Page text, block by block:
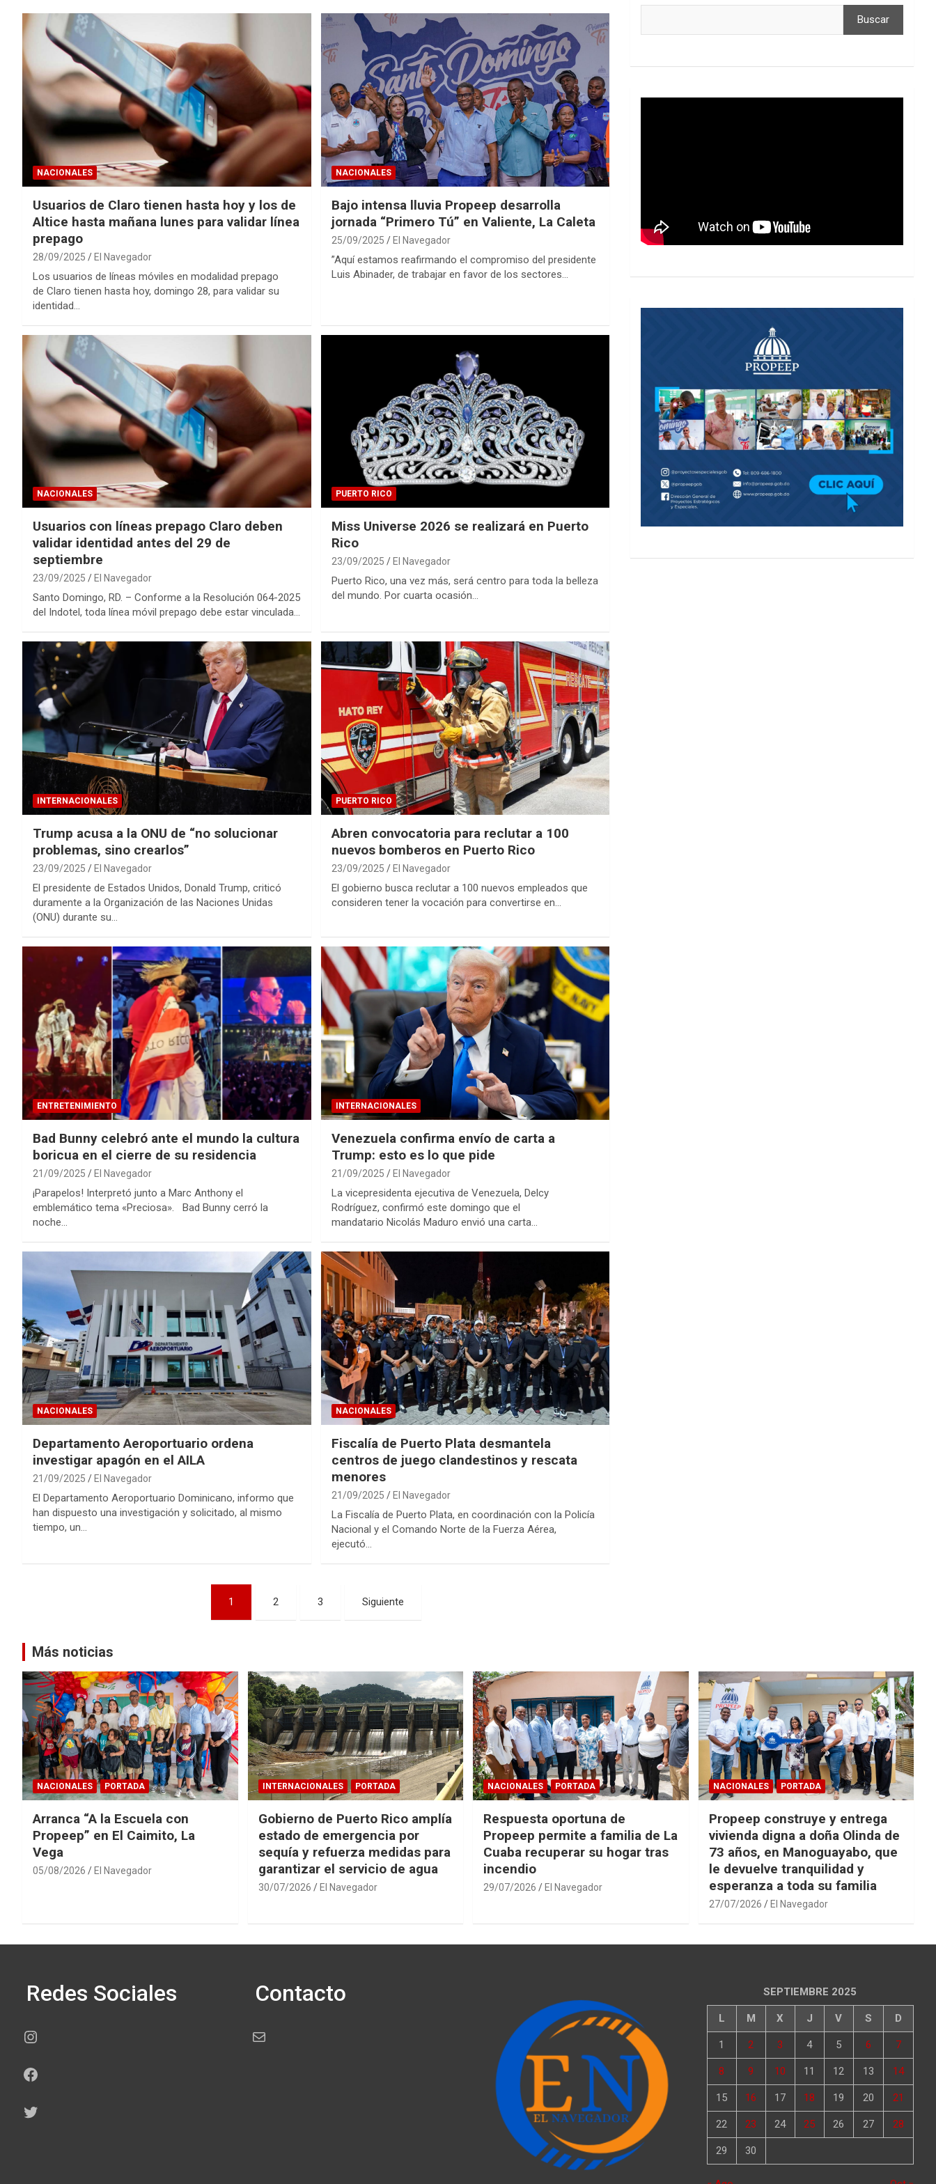
NACIONALES
Usuarios de Claro tienen hasta hoy y los de
Altice hasta mañana lunes para validar línea
prepago
28/09/2025 El Navegador
Los usuarios de líneas móviles en modalidad prepago
de Claro tienen hasta hoy, domingo 28, para validar su
identidad…
NACIONALES
Bajo intensa lluvia Propeep desarrolla
jornada “Primero Tú” en Valiente, La Caleta
25/09/2025 El Navegador
”Aquí estamos reafirmando el compromiso del presidente
Luis Abinader, de trabajar en favor de los sectores…
NACIONALES
Usuarios con líneas prepago Claro deben
validar identidad antes del 29 de
septiembre
23/09/2025 El Navegador
Santo Domingo, RD. – Conforme a la Resolución 064-2025
del Indotel, toda línea móvil prepago debe estar vinculada…
PUERTO RICO
Miss Universe 2026 se realizará en Puerto
Rico
23/09/2025 El Navegador
Puerto Rico, una vez más, será centro para toda la belleza
del mundo. Por cuarta ocasión…
INTERNACIONALES
Trump acusa a la ONU de “no solucionar
problemas, sino crearlos”
23/09/2025 El Navegador
El presidente de Estados Unidos, Donald Trump, criticó
duramente a la Organización de las Naciones Unidas
(ONU) durante su…
PUERTO RICO
Abren convocatoria para reclutar a 100
nuevos bomberos en Puerto Rico
23/09/2025 El Navegador
El gobierno busca reclutar a 100 nuevos empleados que
consideren tener la vocación para convertirse en…
ENTRETENIMIENTO
Bad Bunny celebró ante el mundo la cultura
boricua en el cierre de su residencia
21/09/2025 El Navegador
¡Parapelos! Interpretó junto a Marc Anthony el
emblemático tema «Preciosa». Bad Bunny cerró la
noche…
INTERNACIONALES
Venezuela confirma envío de carta a
Trump: esto es lo que pide
21/09/2025 El Navegador
La vicepresidenta ejecutiva de Venezuela, Delcy
Rodríguez, confirmó este domingo que el
mandatario Nicolás Maduro envió una carta…
NACIONALES
Departamento Aeroportuario ordena
investigar apagón en el AILA
21/09/2025 El Navegador
El Departamento Aeroportuario Dominicano, informo que
han dispuesto una investigación y solicitado, al mismo
tiempo, un…
NACIONALES
Fiscalía de Puerto Plata desmantela
centros de juego clandestinos y rescata
menores
21/09/2025 El Navegador
La Fiscalía de Puerto Plata, en coordinación con la Policía
Nacional y el Comando Norte de la Fuerza Aérea,
ejecutó…
entradas
1 2 3 Siguiente
Buscar
Más noticias
NACIONALES PORTADA
Arranca “A la Escuela con
Propeep” en El Caimito, La
Vega
05/08/2026 El Navegador
INTERNACIONALES PORTADA
Gobierno de Puerto Rico amplía
estado de emergencia por
sequía y refuerza medidas para
garantizar el servicio de agua
30/07/2026 El Navegador
NACIONALES PORTADA
Respuesta oportuna de
Propeep permite a familia de La
Cuaba recuperar su hogar tras
incendio
29/07/2026 El Navegador
NACIONALES PORTADA
Propeep construye y entrega
vivienda digna a doña Olinda de
73 años, en Manoguayabo, que
le devuelve tranquilidad y
esperanza a toda su familia
27/07/2026 El Navegador
Redes Sociales
Instagram
Facebook
Twitter
Contacto
Correo electrónico
SEPTIEMBRE 2025
L M X J V S D
1 2 3 4 5 6 7
8 9 10 11 12 13 14
15 16 17 18 19 20 21
22 23 24 25 26 27 28
29 30